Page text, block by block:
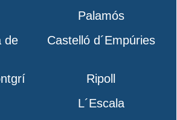
Palamós
de
Castelló d´Empúries
Ripoll
L´Escala